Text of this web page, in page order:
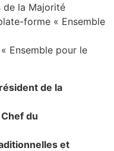
de la Majorité
forme « Ensemble
Ensemble pour le
de la
du
et